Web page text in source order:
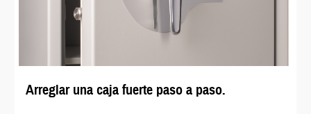
Arreglar una caja fuerte paso a paso.